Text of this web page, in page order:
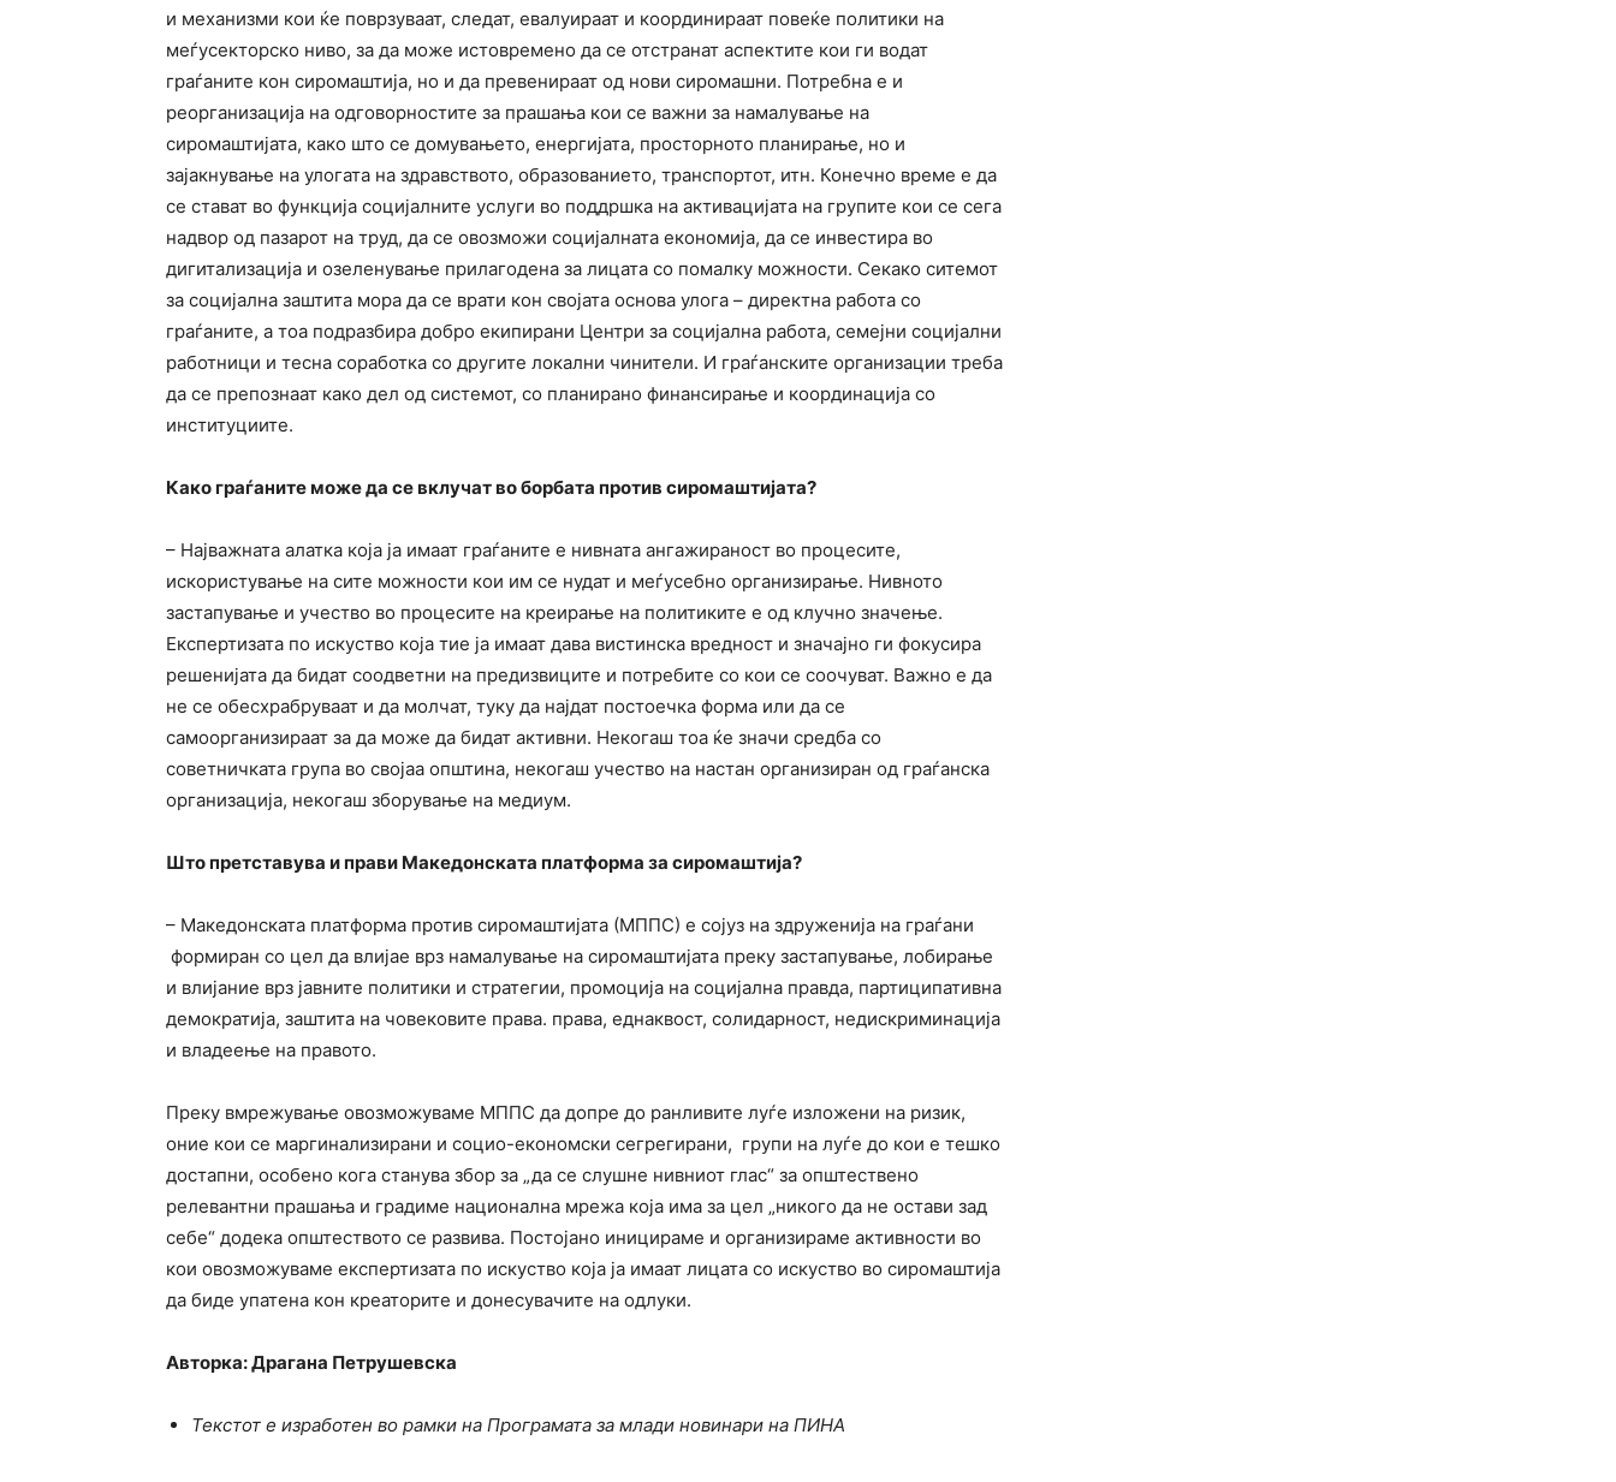
и механизми кои ќе поврзуваат, следат, евалуираат и координираат повеќе политики на
меѓусекторско ниво, за да може истовремено да се отстранат аспектите кои ги водат
граѓаните кон сиромаштија, но и да превенираат од нови сиромашни. Потребна е и
реорганизација на одговорностите за прашања кои се важни за намалување на
сиромаштијата, како што се домувањето, енергијата, просторното планирање, но и
зајакнување на улогата на здравството, образованието, транспортот, итн. Конечно време е да
се стават во функција социјалните услуги во поддршка на активацијата на групите кои се сега
надвор од пазарот на труд, да се овозможи социјалната економија, да се инвестира во
дигитализација и озеленување прилагодена за лицата со помалку можности. Секако ситемот
за социјална заштита мора да се врати кон својата основа улога – директна работа со
граѓаните, а тоа подразбира добро екипирани Центри за социјална работа, семејни социјални
работници и тесна соработка со другите локални чинители. И граѓанските организации треба
да се препознаат како дел од системот, со планирано финансирање и координација со
институциите.
Како граѓаните може да се вклучат во борбата против сиромаштијата?
– Најважната алатка која ја имаат граѓаните е нивната ангажираност во процесите,
искористување на сите можности кои им се нудат и меѓусебно организирање. Нивното
застапување и учество во процесите на креирање на политиките е од клучно значење.
Експертизата по искуство која тие ја имаат дава вистинска вредност и значајно ги фокусира
решенијата да бидат соодветни на предизвиците и потребите со кои се соочуват. Важно е да
не се обесхрабруваат и да молчат, туку да најдат постоечка форма или да се
самоорганизираат за да може да бидат активни. Некогаш тоа ќе значи средба со
советничката група во својаа општина, некогаш учество на настан организиран од граѓанска
организација, некогаш зборување на медиум.
Што претставува и прави Македонската платформа за сиромаштија?
– Македонската платформа против сиромаштијата (МППС) е сојуз на здруженија на граѓани
формиран со цел да влијае врз намалување на сиромаштијата преку застапување, лобирање
и влијание врз јавните политики и стратегии, промоција на социјална правда, партиципативна
демократија, заштита на човековите права. права, еднаквост, солидарност, недискриминација
и владеење на правото.
Преку вмрежување овозможуваме МППС да допре до ранливите луѓе изложени на ризик,
оние кои се маргинализирани и социо-економски сегрегирани, групи на луѓе до кои е тешко
достапни, особено кога станува збор за „да се слушне нивниот глас“ за општествено
релевантни прашања и градиме национална мрежа која има за цел „никого да не остави зад
себе“ додека општеството се развива. Постојано иницираме и организираме активности во
кои овозможуваме експертизата по искуство која ја имаат лицата со искуство во сиромаштија
да биде упатена кон креаторите и донесувачите на одлуки.
Авторка: Драгана Петрушевска
Текстот е изработен во рамки на Програмата за млади новинари на ПИНА